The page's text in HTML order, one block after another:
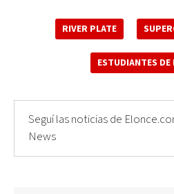
RIVER PLATE
ESTUDIANTES DE
Seguí las noticias de
News